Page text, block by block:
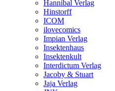
Hannibal Verlag
Hinstorff
ICOM
ilovecomics
Impian Verlag
Insektenhaus
Insektenkult
Interdictum Verlag
Jacoby & Stuart
Jaja Verlag